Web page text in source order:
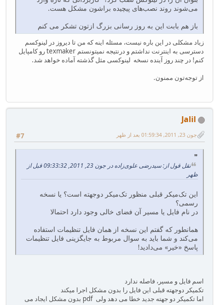
می‌شوند روند نصب‌های پیچیده براشون مشکل هست.
باز هم بابت این به روز رسانی بزرگ ازتون تشکر می کنم
زیاد مشکلی در این باره نیست، مسئله اینه که من تا دیروز در لینوکسم
دسترسی به اینترنت نداشتم و درنتیجه نمیتونستم texmaker رو کامپایل
کنم! در چند روز آینده نسخه لینوکسی مثل گذشته آماده خواهد شد.
از توجه‌تون ممنون.
Jalil
#7 جون 23, 2011, 01:59:34 بعد از ظهر
نقل قول از: سیدرضی علوی‌زاده در جون 23, 2011, 09:33:32 قبل از
ظهر
این تک‌میکر قبلی منظور تک‌میکر دوجهته است؟ یا نسخه
رسمی؟
در نام فایل یا مسیر آن فضای خالی وجود دارد احتمالا
همانطور که گفتم این نسخه از همان فایل تنظیمات استفاده
می‌کند و شما باید به سوال مربوط به جایگزینی فایل تنظیمات
پاسخ «خیر» می‌دادید!
اسم فایل و مسیر، فاصله ندارد
تکمیکر دوجهته قبلی این فایل را بدون مشکل اجرا میکند
اما تکمیکر دو جهته جدید خطا می دهد ولی pdf بدون مشکل ایجاد می